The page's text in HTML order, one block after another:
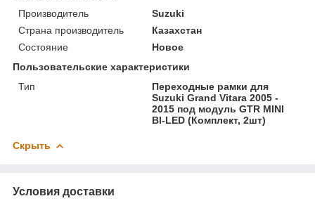
Производитель
Suzuki
Страна производитель
Казахстан
Состояние
Новое
Пользовательские характеристики
Тип
Переходные рамки для
Suzuki Grand Vitara 2005 -
2015 под модуль GTR MINI
BI-LED (Комплект, 2шт)
Скрыть
Условия доставки